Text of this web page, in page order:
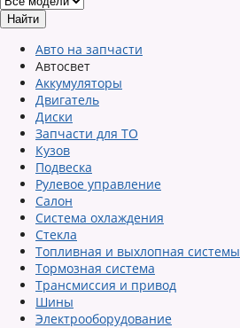
Авто на запчасти
Автосвет
Аккумуляторы
Двигатель
Диски
Запчасти для ТО
Кузов
Подвеска
Рулевое управление
Салон
Система охлаждения
Стекла
Топливная и выхлопная системы
Тормозная система
Трансмиссия и привод
Шины
Электрооборудование